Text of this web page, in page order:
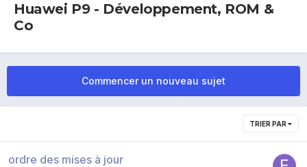
Huawei P9 - Développement, ROM &
Co
Commencer un nouveau sujet
TRIER PAR
ordre des mises à jour